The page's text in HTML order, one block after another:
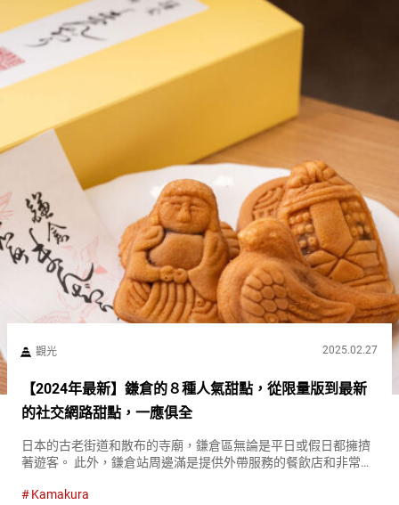
觀光 2025.02.27
【2024年最新】鎌倉的８種人氣甜點，從限量版到最新
的社交網路甜點，一應俱全
日本的古老街道和散布的寺廟，鎌倉區無論是平日或假日都擁擠
著遊客。 此外，鎌倉站周邊滿是提供外帶服務的餐飲店和非常適
不容錯過的店鋪。 代表鎌倉的熱門點心『鴿子餅（Hato
Kamakura